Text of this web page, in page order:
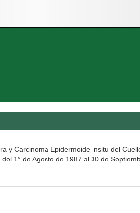
y Carcinoma Epidermoide Insitu del
1° de Agosto de 1987 al 30 de